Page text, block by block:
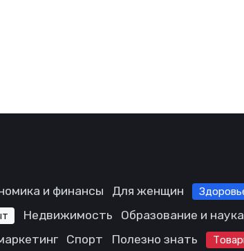
и финансы Для женщин
Недвижимость Образование и наука
Спорт Полезно знать